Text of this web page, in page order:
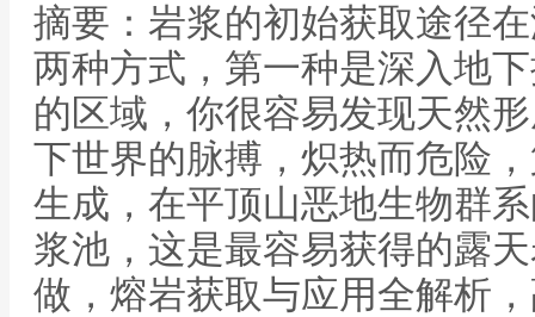
摘要：岩浆的初始获取途径
两种方式，第一种是深入地
的区域，你很容易发现天然
下世界的脉搏，炽热而危险
生成，在平顶山恶地生物群
浆池，这是最容易获得的露
做，熔岩获取与应用全解析